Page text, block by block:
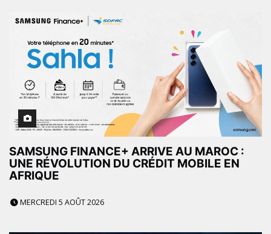
SAMSUNG FINANCE+ ARRIVE AU MAROC :
UNE RÉVOLUTION DU CRÉDIT MOBILE EN
AFRIQUE
MERCREDI 5 AOÛT 2026